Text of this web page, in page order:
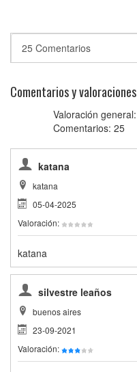
25 Comentarios
Comentarios y valoraciones
Valoración general:
Comentarios: 25
katana
katana
05-04-2025
Valoración:
katana
silvestre leaños
buenos aires
23-09-2021
Valoración: